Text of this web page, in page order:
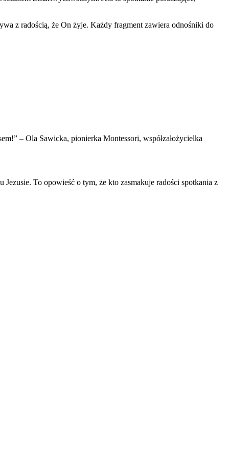
z radością, że On żyje. Każdy fragment zawiera odnośniki do
– Ola Sawicka, pionierka Montessori, współzałożycielka
To opowieść o tym, że kto zasmakuje radości spotkania z